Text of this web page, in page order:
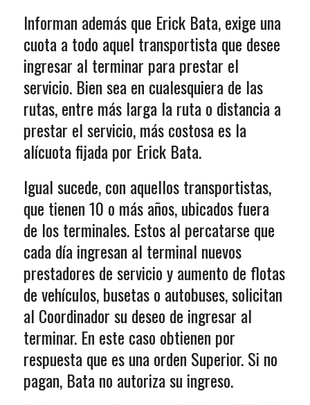
Informan además que Erick Bata, exige una
cuota a todo aquel transportista que desee
ingresar al terminar para prestar el
servicio. Bien sea en cualesquiera de las
rutas, entre más larga la ruta o distancia a
prestar el servicio, más costosa es la
alícuota fijada por Erick Bata.
Igual sucede, con aquellos transportistas,
que tienen 10 o más años, ubicados fuera
de los terminales. Estos al percatarse que
cada día ingresan al terminal nuevos
prestadores de servicio y aumento de flotas
de vehículos, busetas o autobuses, solicitan
al Coordinador su deseo de ingresar al
terminar. En este caso obtienen por
respuesta que es una orden Superior. Si no
pagan, Bata no autoriza su ingreso.